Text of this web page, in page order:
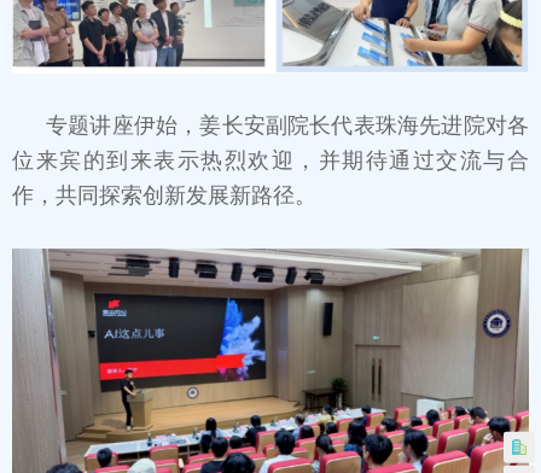
专题讲座伊始，姜长安副院长代表珠海先进院对各
位来宾的到来表示热烈欢迎，并期待通过交流与合
作，共同探索创新发展新路径。